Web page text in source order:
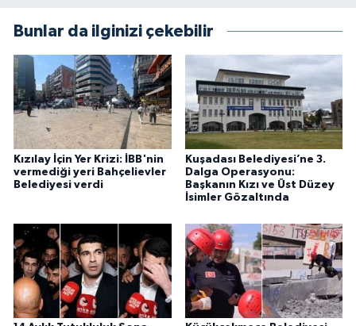
Bunlar da ilginizi çekebilir
Kızılay İçin Yer Krizi: İBB'nin
vermediği yeri Bahçelievler
Belediyesi verdi
Kuşadası Belediyesi’ne 3.
Dalga Operasyonu:
Başkanın Kızı ve Üst Düzey
İsimler Gözaltında